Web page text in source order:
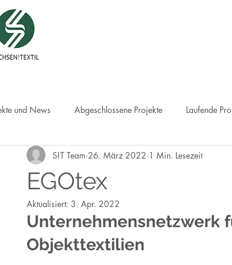
und News Abgeschlossene Projekte Laufende
EGOtex
S!T Team 26. März 2022 1 Min. Lesezeit
Aktualisiert: 3. Apr. 2022
Unternehmensnetzwerk
Objekttextilien